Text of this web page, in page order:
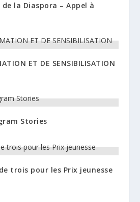
la Diaspora – Appel à
ET DE SENSIBILISATION
Stories
trois pour les Prix jeunesse